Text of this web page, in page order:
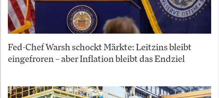
Fed-Chef Warsh schockt Märkte: Leitzins bleibt
eingefroren – aber Inflation bleibt das Endziel